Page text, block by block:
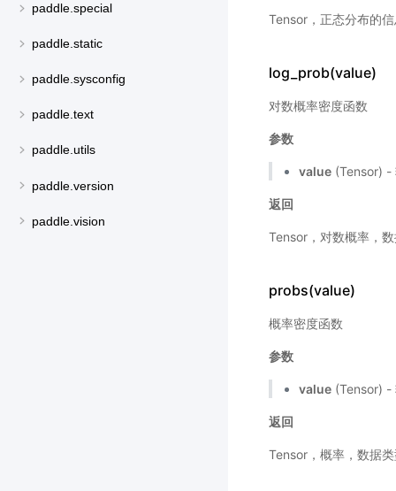
paddle.special
paddle.static
paddle.sysconfig
paddle.text
paddle.utils
paddle.version
paddle.vision
Tensor，正态分布的
log_prob(value)
对数概率密度函数
参数
value (Tensor) -
返回
Tensor，对数概率，
probs(value)
概率密度函数
参数
value (Tensor) -
返回
Tensor，概率，数据